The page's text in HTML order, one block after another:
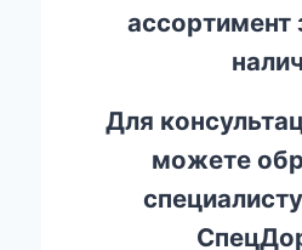
ассортимент
Для
можете